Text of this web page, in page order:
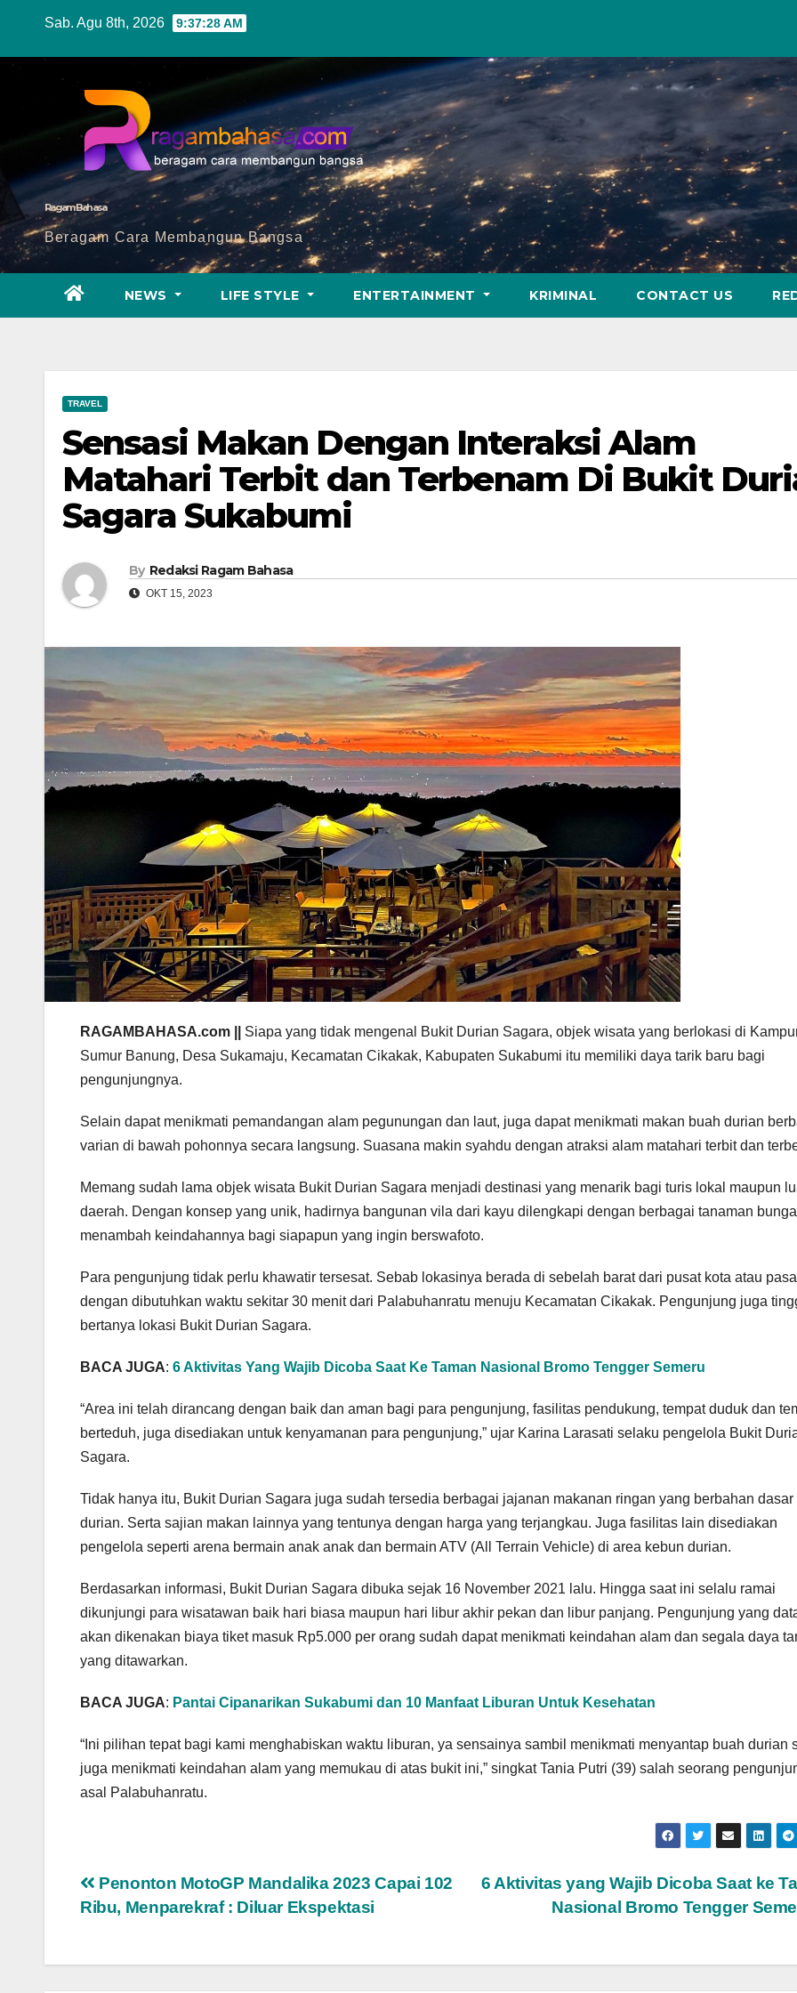
Sab. Agu 8th, 2026 9:37:29 AM
Ragam Bahasa
Beragam Cara Membangun Bangsa
NEWS LIFE STYLE ENTERTAINMENT KRIMINAL CONTACT US
TRAVEL
Sensasi Makan Dengan Interaksi Alam
Matahari Terbit dan Terbenam Di Bukit
Sagara Sukabumi
By Redaksi Ragam Bahasa
OKT 15, 2023
RAGAMBAHASA.com ||
Siapa yang tidak mengenal Bukit Durian Sagara, objek wisata yang berlokasi di
Sumur Banung, Desa Sukamaju, Kecamatan Cikakak, Kabupaten Sukabumi itu memiliki daya tarik baru bagi
pengunjungnya.
Selain dapat menikmati pemandangan alam pegunungan dan laut, juga dapat menikmati makan buah durian
varian di bawah pohonnya secara langsung. Suasana makin syahdu dengan atraksi alam matahari terbit dan
Memang sudah lama objek wisata Bukit Durian Sagara menjadi destinasi yang menarik bagi turis lokal maupun
daerah. Dengan konsep yang unik, hadirnya bangunan vila dari kayu dilengkapi dengan berbagai tanaman bunga
menambah keindahannya bagi siapapun yang ingin berswafoto.
Para pengunjung tidak perlu khawatir tersesat. Sebab lokasinya berada di sebelah barat dari pusat kota atau
dengan dibutuhkan waktu sekitar 30 menit dari Palabuhanratu menuju Kecamatan Cikakak. Pengunjung juga
bertanya lokasi Bukit Durian Sagara.
BACA JUGA: 6 Aktivitas Yang Wajib Dicoba Saat Ke Taman Nasional Bromo Tengger Semeru
“Area ini telah dirancang dengan baik dan aman bagi para pengunjung, fasilitas pendukung, tempat duduk dan
berteduh, juga disediakan untuk kenyamanan para pengunjung,” ujar Karina Larasati selaku pengelola Bukit
Sagara.
Tidak hanya itu, Bukit Durian Sagara juga sudah tersedia berbagai jajanan makanan ringan yang berbahan dasar
durian. Serta sajian makan lainnya yang tentunya dengan harga yang terjangkau. Juga fasilitas lain disediakan
pengelola seperti arena bermain anak anak dan bermain ATV (All Terrain Vehicle) di area kebun durian.
Berdasarkan informasi, Bukit Durian Sagara dibuka sejak 16 November 2021 lalu. Hingga saat ini selalu ramai
dikunjungi para wisatawan baik hari biasa maupun hari libur akhir pekan dan libur panjang. Pengunjung yang
akan dikenakan biaya tiket masuk Rp5.000 per orang sudah dapat menikmati keindahan alam dan segala daya
yang ditawarkan.
BACA JUGA: Pantai Cipanarikan Sukabumi dan 10 Manfaat Liburan Untuk Kesehatan
“Ini pilihan tepat bagi kami menghabiskan waktu liburan, ya sensainya sambil menikmati menyantap buah durian
juga menikmati keindahan alam yang memukau di atas bukit ini,” singkat Tania Putri (39) salah seorang
asal Palabuhanratu.
Navigasi
pos
6 Aktivitas yang Wajib Dicoba Saat ke
Nasional Bromo Tengger
Penonton MotoGP Mandalika 2023 Capai 102
Ribu, Menparekraf : Diluar Ekspektasi